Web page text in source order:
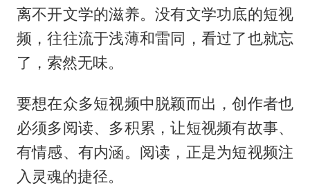
离不开文学的滋养。没有文学功底的短视
频，往往流于浅薄和雷同，看过了也就忘
了，索然无味。
要想在众多短视频中脱颖而出，创作者也
必须多阅读、多积累，让短视频有故事、
有情感、有内涵。阅读，正是为短视频注
入灵魂的捷径。